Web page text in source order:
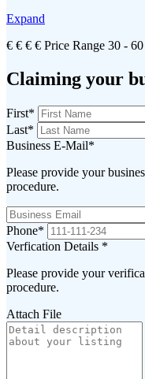
Expand
€ € € € Price Range 30 - 60
Claiming your
First*
Last*
Business E-Mail*
Please provide your
procedure.
Phone*
Verfication Details *
Please provide your
procedure.
Attach File